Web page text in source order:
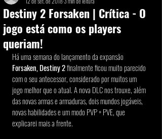
Destiny 2 Forsaken | Crítica - O
jogo está como os players
queriam!
Há uma semana do lançamento da expansão
Forsaken, Destiny 2 finalmente ficou muito parecido
com o seu antecessor, considerado por muitos um
jogo melhor que o atual. A nova DLC nos trouxe, além
das novas armas e armaduras, dois mundos jogáveis,
novas habilidades e um modo PVP + PVE, que
explicarei mais a frente.